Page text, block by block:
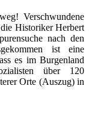
Verschwundene
Historiker Herbert
nach den
ist eine
es im Burgenland
über 120
Orte (Auszug) in